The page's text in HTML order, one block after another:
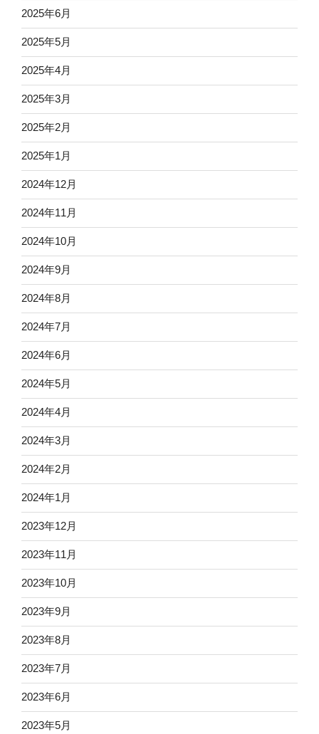
2025年6月
2025年5月
2025年4月
2025年3月
2025年2月
2025年1月
2024年12月
2024年11月
2024年10月
2024年9月
2024年8月
2024年7月
2024年6月
2024年5月
2024年4月
2024年3月
2024年2月
2024年1月
2023年12月
2023年11月
2023年10月
2023年9月
2023年8月
2023年7月
2023年6月
2023年5月